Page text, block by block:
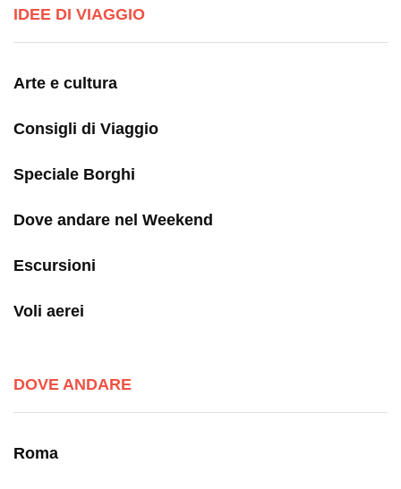
IDEE DI VIAGGIO
Arte e cultura
Consigli di Viaggio
Speciale Borghi
Dove andare nel Weekend
Escursioni
Voli aerei
DOVE ANDARE
Roma